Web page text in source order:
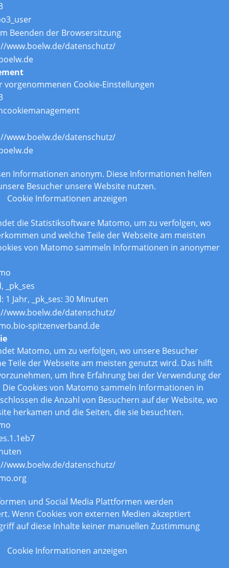
Beenden der Browsersitzung
www.boelw.de/datenschutz/
vorgenommenen Cookie-Einstellungen
www.boelw.de/datenschutz/
Informationen anonym. Diese Informationen helfen
Besucher unsere Website nutzen.
Cookie Informationen anzeigen
die Statistiksoftware Matomo, um zu verfolgen, wo
und welche Teile der Webseite am meisten
von Matomo sammeln Informationen in anonymer
_pk_ses
1 Jahr, _pk_ses: 30 Minuten
www.boelw.de/datenschutz/
spitzenverband.de
Matomo, um zu verfolgen, wo unsere Besucher
Teile der Webseite am meisten genutzt wird. Das hilft
um Ihre Erfahrung bei der Verwendung der
Cookies von Matomo sammeln Informationen in
die Anzahl von Besuchern auf der Website, wo
herkamen und die Seiten, die sie besuchten.
www.boelw.de/datenschutz/
und Social Media Plattformen werden
Wenn Cookies von externen Medien akzeptiert
auf diese Inhalte keiner manuellen Zustimmung
Cookie Informationen anzeigen